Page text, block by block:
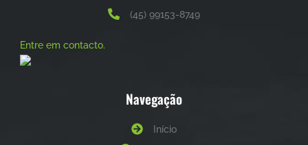
(45) 99153-8749
Entre em contacto.
Navegação
Início